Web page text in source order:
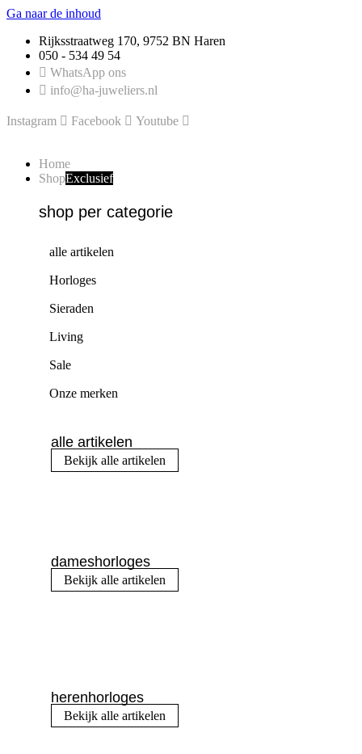
Ga naar de inhoud
Rijksstraatweg 170, 9752 BN Haren
050 - 534 49 54
WhatsApp ons
info@ha-juweliers.nl
Instagram Facebook Youtube
Home
ShopExclusief
shop per categorie
alle artikelen
Horloges
Sieraden
Living
Sale
Onze merken
alle artikelen
Bekijk alle artikelen
dameshorloges
Bekijk alle artikelen
herenhorloges
Bekijk alle artikelen